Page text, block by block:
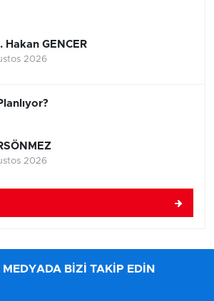
Hakan GENCER
2026
2026
MEDYADA BİZİ TAKİP EDİN